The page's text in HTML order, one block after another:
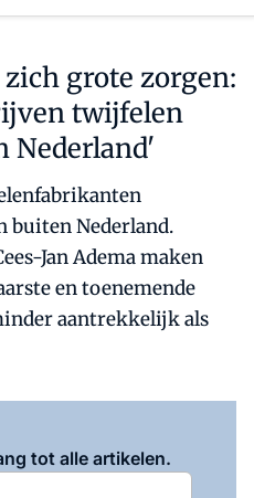
grote zorgen:
twijfelen
Nederland'
buiten Nederland.
Jan Adema maken
en toenemende
aantrekkelijk als
tot alle artikelen.